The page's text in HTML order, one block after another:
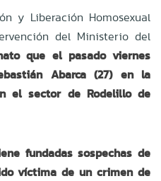
y Liberación Homosexual
del Ministerio del
que el pasado viernes
Abarca (27) en la
el sector de Rodelillo de
fundadas sospechas de
víctima de un crimen de